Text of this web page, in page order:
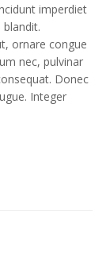
imperdiet
ornare congue
nec, pulvinar
Donec
Integer